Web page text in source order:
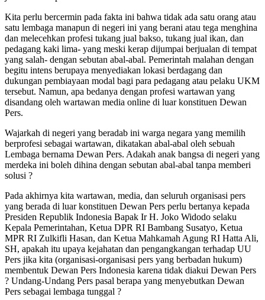
Kita perlu bercermin pada fakta ini bahwa tidak ada satu orang atau
satu lembaga manapun di negeri ini yang berani atau tega menghina
dan melecehkan profesi tukang jual bakso, tukang jual ikan, dan
pedagang kaki lima- yang meski kerap dijumpai berjualan di tempat
yang salah- dengan sebutan abal-abal. Pemerintah malahan dengan
begitu intens berupaya menyediakan lokasi berdagang dan
dukungan pembiayaan modal bagi para pedagang atau pelaku UKM
tersebut. Namun, apa bedanya dengan profesi wartawan yang
disandang oleh wartawan media online di luar konstituen Dewan
Pers.
Wajarkah di negeri yang beradab ini warga negara yang memilih
berprofesi sebagai wartawan, dikatakan abal-abal oleh sebuah
Lembaga bernama Dewan Pers. Adakah anak bangsa di negeri yang
merdeka ini boleh dihina dengan sebutan abal-abal tanpa memberi
solusi ?
Pada akhirnya kita wartawan, media, dan seluruh organisasi pers
yang berada di luar konstituen Dewan Pers perlu bertanya kepada
Presiden Republik Indonesia Bapak Ir H. Joko Widodo selaku
Kepala Pemerintahan, Ketua DPR RI Bambang Susatyo, Ketua
MPR RI Zulkifli Hasan, dan Ketua Mahkamah Agung RI Hatta Ali,
SH, apakah itu upaya kejahatan dan pengangkangan terhadap UU
Pers jika kita (organisasi-organisasi pers yang berbadan hukum)
membentuk Dewan Pers Indonesia karena tidak diakui Dewan Pers
? Undang-Undang Pers pasal berapa yang menyebutkan Dewan
Pers sebagai lembaga tunggal ?